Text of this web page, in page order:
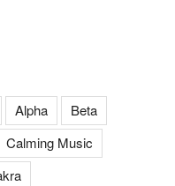
Alpha
Beta
Calming Music